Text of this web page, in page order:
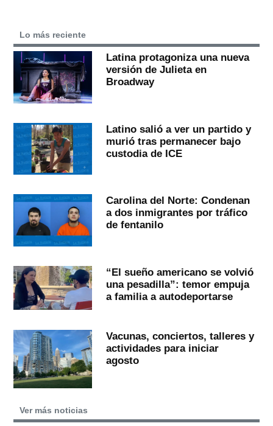
Lo más reciente
Latina protagoniza una nueva
versión de Julieta en
Broadway
Latino salió a ver un partido y
murió tras permanecer bajo
custodia de ICE
Carolina del Norte: Condenan
a dos inmigrantes por tráfico
de fentanilo
“El sueño americano se volvió
una pesadilla”: temor empuja
a familia a autodeportarse
Vacunas, conciertos, talleres y
actividades para iniciar
agosto
Ver más noticias